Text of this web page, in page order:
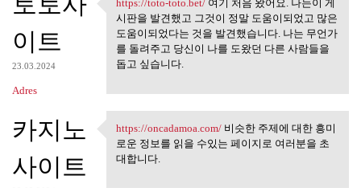
이트
23.03.2024
Adres
https://toto-toto.bet/ 여기 처음
https://toto-toto.bet/여기 처음 왔어요. 나는이 게
시판을 발견했고 그것이 정말 도움이되었고 많은
도움이되었다는 것을 발견했습니다. 나는 무언가
를 돌려주고 당신이 나를 도왔던 다른 사람들을
돕고 싶습니다.
카지노
사이트
https://oncadamoa.com/ 비슷한
https://oncadamoa.com/비슷한 주제에 대한 흥미
로운 정보를 읽을 수있는 페이지로 여러분을 초
대합니다.